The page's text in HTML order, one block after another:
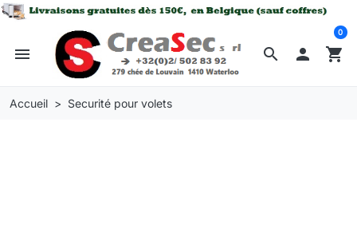
search
menu  shopping_cart
0
Accueil Securité pour volets